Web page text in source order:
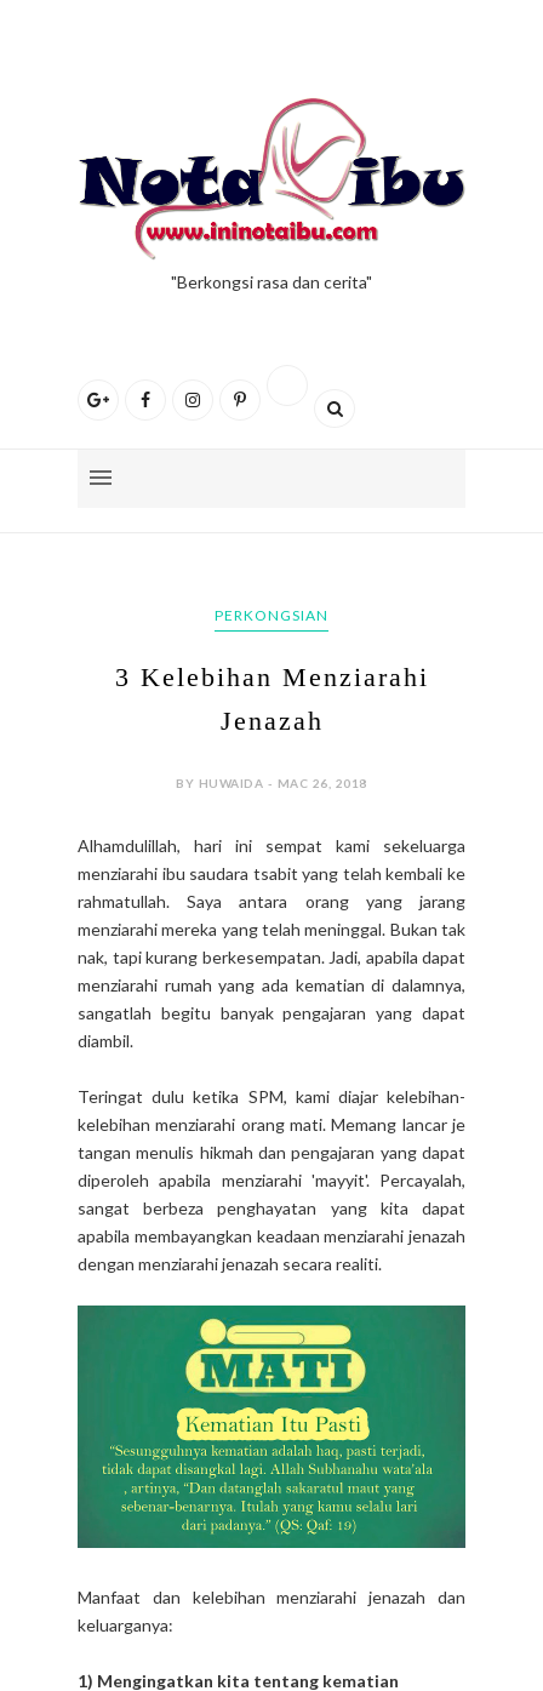
"Berkongsi rasa dan cerita"
PERKONGSIAN
3 Kelebihan Menziarahi
Jenazah
BY HUWAIDA - MAC 26, 2018
Alhamdulillah, hari ini sempat kami sekeluarga
menziarahi ibu saudara tsabit yang telah kembali ke
rahmatullah. Saya antara orang yang jarang
menziarahi mereka yang telah meninggal. Bukan tak
nak, tapi kurang berkesempatan. Jadi, apabila dapat
menziarahi rumah yang ada kematian di dalamnya,
sangatlah begitu banyak pengajaran yang dapat
diambil.
Teringat dulu ketika SPM, kami diajar kelebihan-
kelebihan menziarahi orang mati. Memang lancar je
tangan menulis hikmah dan pengajaran yang dapat
diperoleh apabila menziarahi 'mayyit'. Percayalah,
sangat berbeza penghayatan yang kita dapat
apabila membayangkan keadaan menziarahi jenazah
dengan menziarahi jenazah secara realiti.
Manfaat dan kelebihan menziarahi jenazah dan
keluarganya:
1) Mengingatkan kita tentang kematian